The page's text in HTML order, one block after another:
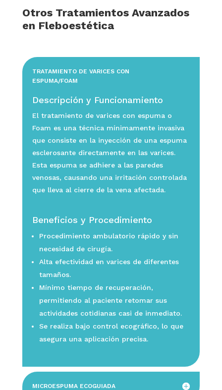
Otros Tratamientos Avanzados
en Fleboestética
TRATAMIENTO DE VARICES CON
ESPUMA/FOAM
Descripción y Funcionamiento
El tratamiento de varices con espuma o
Foam es una técnica mínimamente invasiva
que consiste en la inyección de una espuma
esclerosante directamente en las varices.
Esta espuma se adhiere a las paredes
venosas, causando una irritación controlada
que lleva al cierre de la vena afectada.
Beneficios y Procedimiento
Procedimiento ambulatorio rápido y sin
necesidad de cirugía.
Alta efectividad en varices de diferentes
tamaños.
Mínimo tiempo de recuperación,
permitiendo al paciente retomar sus
actividades cotidianas casi de inmediato.
Se realiza bajo control ecográfico, lo que
asegura una aplicación precisa.
MICROESPUMA ECOGUIADA